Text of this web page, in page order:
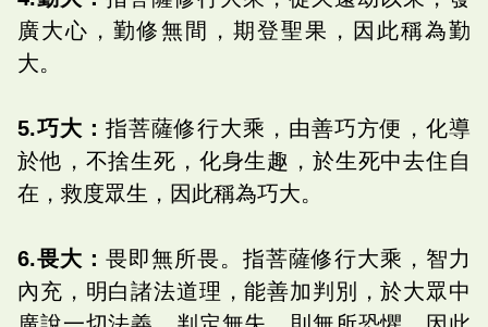
廣大心，勤修無間，期登聖果，因此稱為勤
大。
5.巧大： 指菩薩修行大乘，由善巧方便，化導
於他，不捨生死，化身生趣，於生死中去住自
在，救度眾生，因此稱為巧大。
6.畏大： 畏即無所畏。指菩薩修行大乘，智力
內充，明白諸法道理，能善加判別，於大眾中